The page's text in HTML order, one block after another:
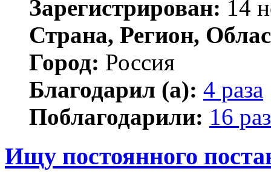
Зарегистрирован: 14
Страна, Регион,
Город: Россия
Благодарил (а): 4 раза
Поблагодарили: 16 раз
Ищу постоянного